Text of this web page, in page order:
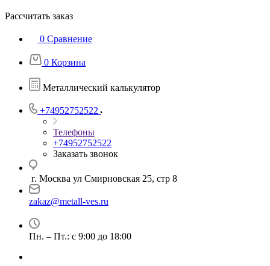
Рассчитать заказ
0 Сравнение
0 Корзина
Металлический калькулятор
+74952752522
Телефоны
+74952752522
Заказать звонок
г. Москва ул Смирновская 25, стр 8
zakaz@metall-ves.ru
Пн. – Пт.: с 9:00 до 18:00